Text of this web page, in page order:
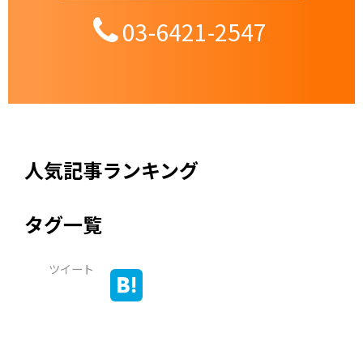
03-6421-2547
人気記事ランキング
タグ一覧
ツイート